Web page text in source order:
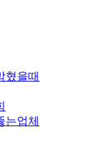
혔을때
는업체